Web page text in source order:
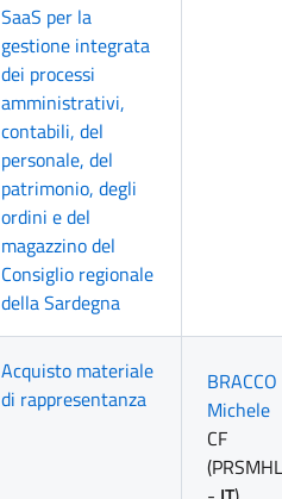
SaaS per la
gestione integrata
dei processi
amministrativi,
contabili, del
personale, del
patrimonio, degli
ordini e del
magazzino del
Consiglio regionale
della Sardegna
Acquisto materiale
di rappresentanza
Michele
CF